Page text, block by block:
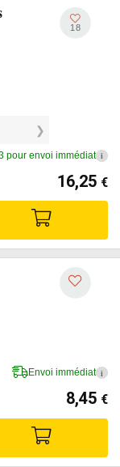
18
pour envoi immédiat i
16,25 €
Envoi immédiat i
8,45 €